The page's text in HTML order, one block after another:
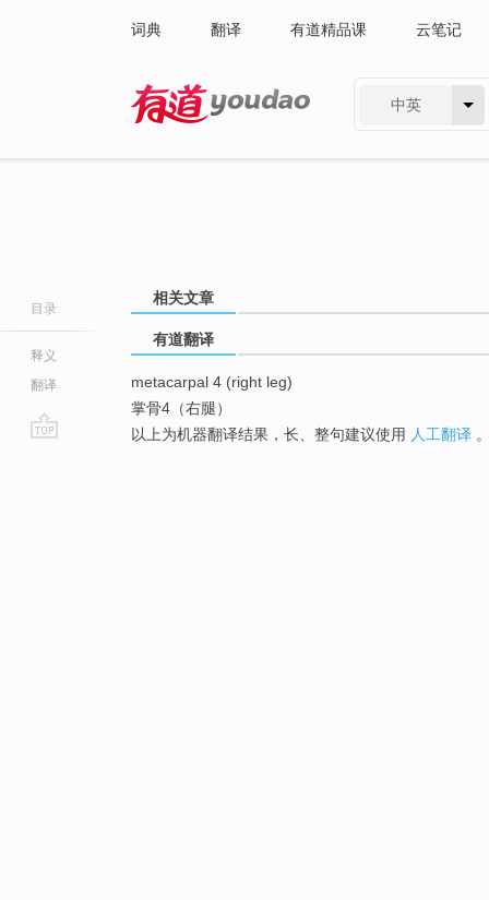
词典 翻译 有道精品课 云笔记
中英
目录
释义
翻译
相关文章
有道翻译
metacarpal 4 (right leg)
掌骨4（右腿）
以上为机器翻译结果，长、整句建议使用 人工翻译